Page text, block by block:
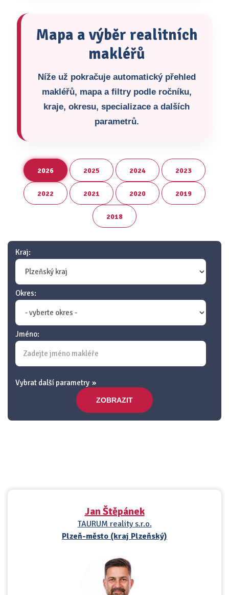
Mapa a výběr realitních
makléřů
Níže už pokračuje automatický přehled
makléřů, mapa a filtry podle ročníku,
kraje, okresu, specializace a dalších
parametrů.
2026 2025 2024 2023
2022 2021 2020 2019
2018
Kraj:
Okres:
Jméno:
Vybrat další parametry
ZOBRAZIT
Jan Štěpánek
TAURUM reality s.r.o.
Plzeň-město (kraj Plzeňský)